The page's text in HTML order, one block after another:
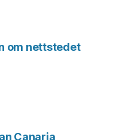
om nettstedet
Canaria